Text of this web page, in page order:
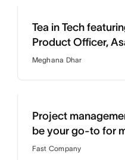
Tea in Tech
Product Officer,
Meghana Dhar
Project
be your go-to for
Fast Company